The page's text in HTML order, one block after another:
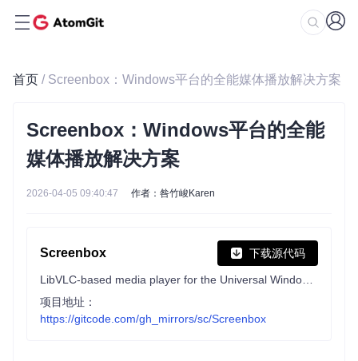
首页 / Screenbox：Windows平台的全能媒体播放解决方案
Screenbox：Windows平台的全能
媒体播放解决方案
2026-04-05 09:40:47 作者：咎竹峻Karen
Screenbox 下载源代码
项目地址：
https://gitcode.com/gh_mirrors/sc/Screenbox